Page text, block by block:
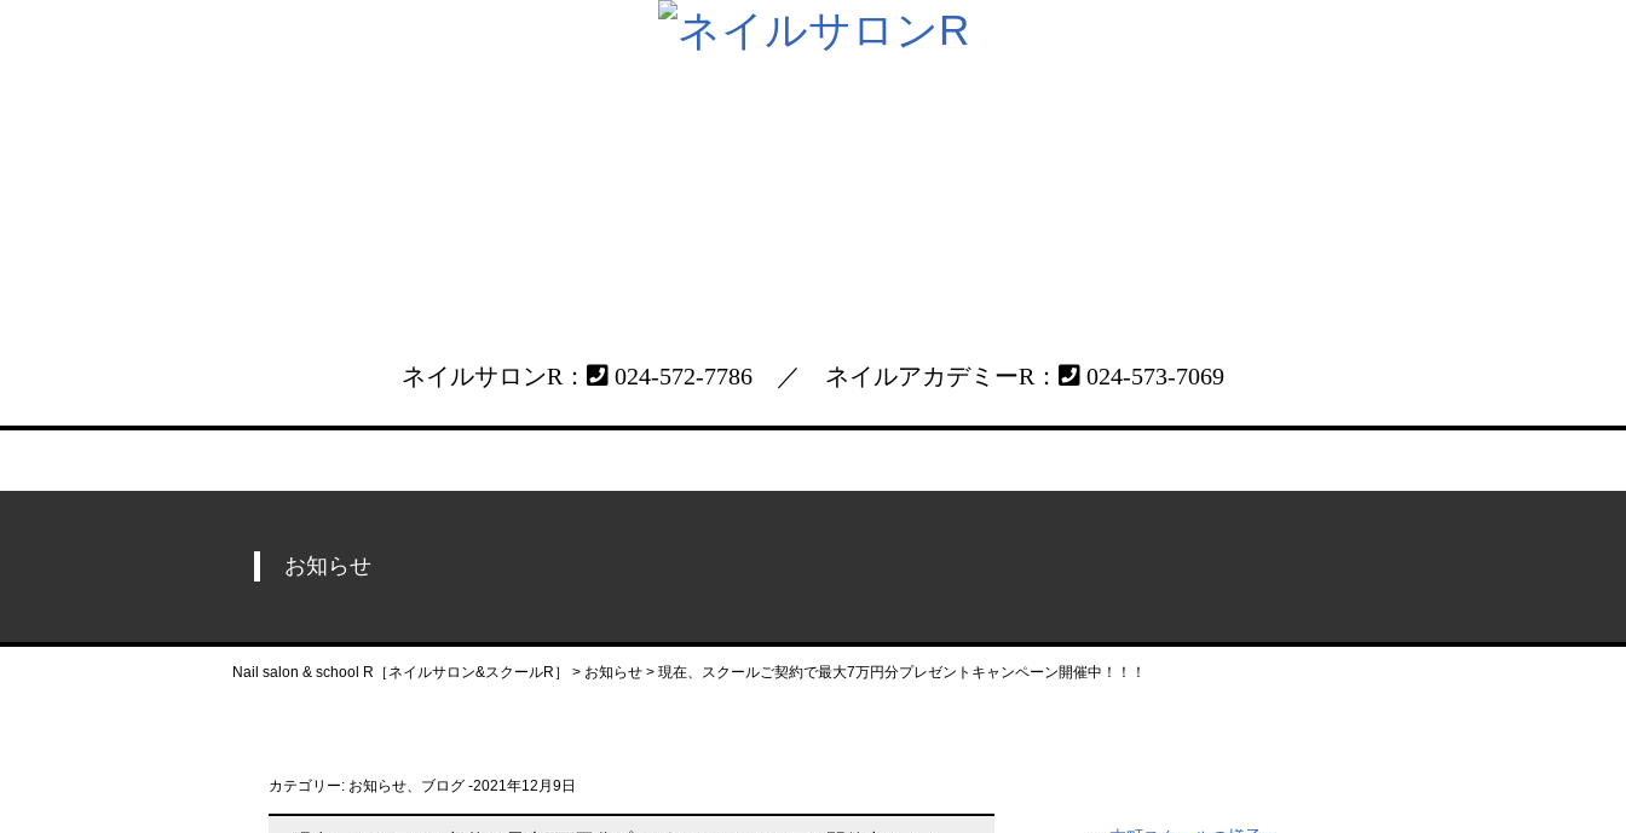
ネイルサロンR： 024-572-7786 ／ ネイルアカデミーR： 024-573-7069
お知らせ
Nail salon & school R［ネイルサロン&スクールR］ > お知らせ > 現在、スクールご契約で最大7万円分プレゼントキャンペーン開催中！！！
カテゴリー: お知らせ、 ブログ -2021年12月9日